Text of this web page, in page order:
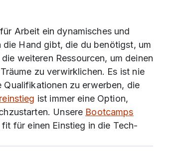
Arbeit ein dynamisches und
Hand gibt, die du benötigst, um
weiteren Ressourcen, um deinen
zu verwirklichen. Es ist nie
Qualifikationen zu erwerben, die
ist immer eine Option,
Unsere Bootcamps
für einen Einstieg in die Tech-